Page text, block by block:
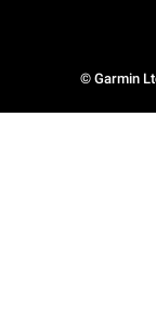
© Garmin